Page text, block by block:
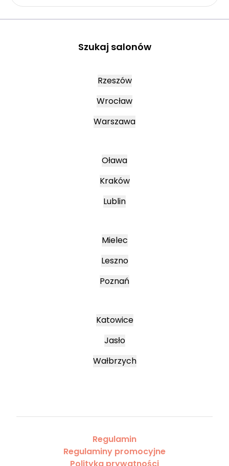
Szukaj salonów
Rzeszów
Wrocław
Warszawa
Oława
Kraków
Lublin
Mielec
Leszno
Poznań
Katowice
Jasło
Wałbrzych
Regulamin
Regulaminy promocyjne